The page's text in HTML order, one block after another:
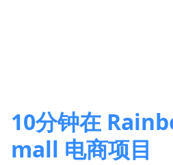
10分钟在
mall 电商项目